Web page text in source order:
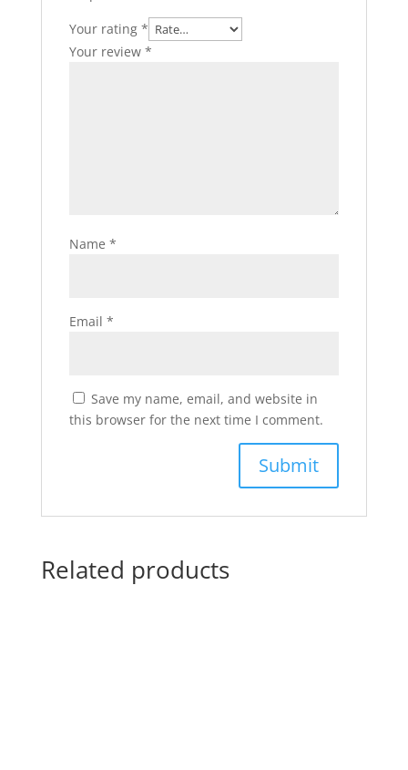
Your rating *
Your review *
Name *
Email *
Save my name, email, and website in
this browser for the next time I comment.
Related products